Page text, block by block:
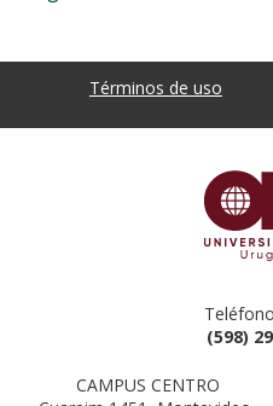
Términos de uso
(598)
CAMPUS CENTRO